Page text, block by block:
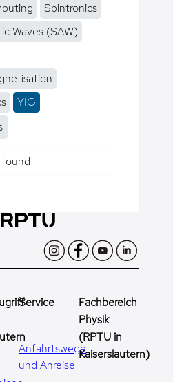
Spintronics
Waves (SAW)
YIG
Service
Anfahrtswege
und Anreise
Fachbereich
Physik
(RPTU in
Kaiserslautern)